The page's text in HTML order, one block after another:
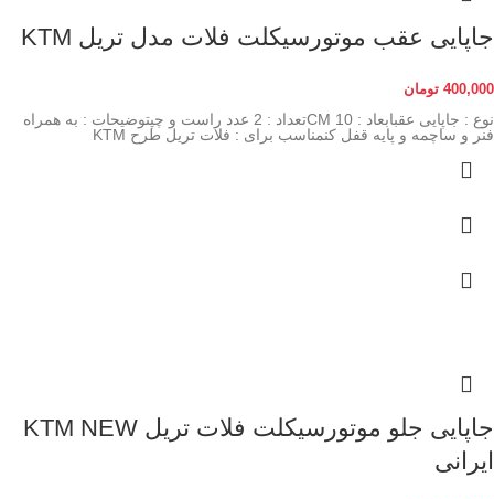
جاپایی عقب موتورسیکلت فلات مدل تریل KTM
400,000 تومان
نوع : جاپایی عقبابعاد : 10 CMتعداد : 2 عدد راست و چپتوضیحات : به همراه
فنر و ساچمه و پایه قفل کنمناسب برای : فلات تریل طرح KTM
جاپایی جلو موتورسیکلت فلات تریل KTM NEW
ایرانی